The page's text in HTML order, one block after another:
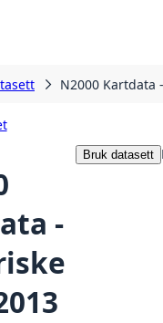
N2000 Kartdata
-
Bruk datasett